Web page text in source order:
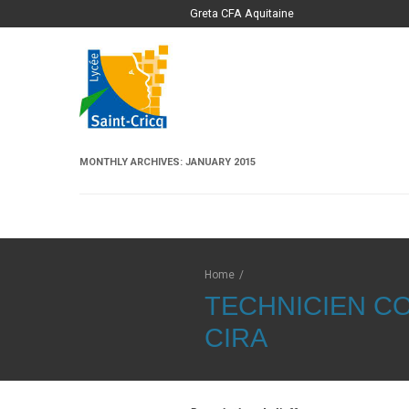
Greta CFA Aquitaine
MONTHLY ARCHIVES: JANUARY 2015
Home /
TECHNICIEN
CIRA